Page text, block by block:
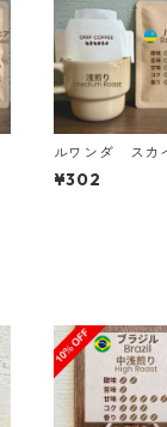
ルワンダ スカ
ル コプロカ
リップバッグ
¥302